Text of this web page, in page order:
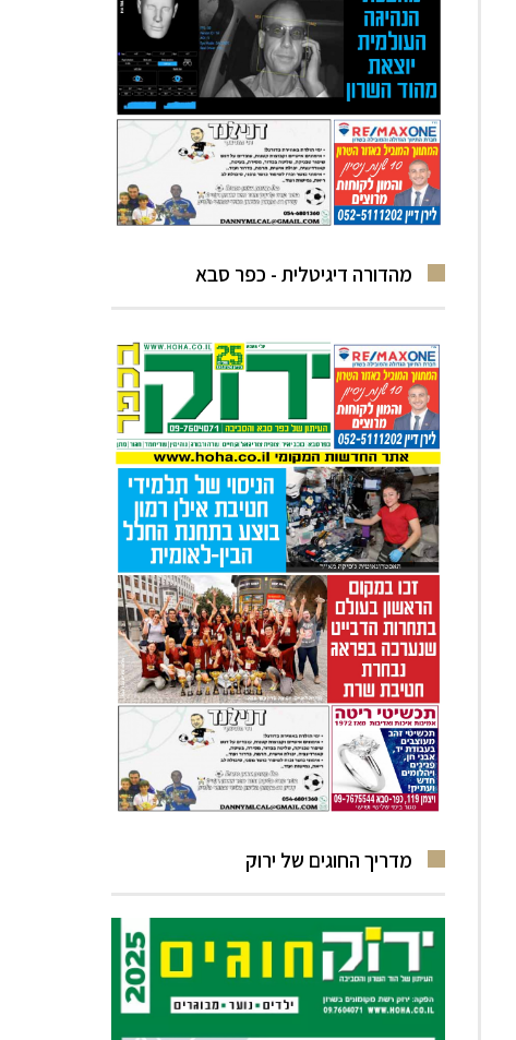
מהדורה דיגיטלית - כפר סבא
מדריך החוגים של ירוק